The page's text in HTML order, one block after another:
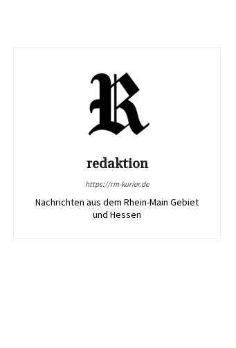
redaktion
https://rm-kurier.de
Nachrichten aus dem Rhein-Main Gebiet
und Hessen